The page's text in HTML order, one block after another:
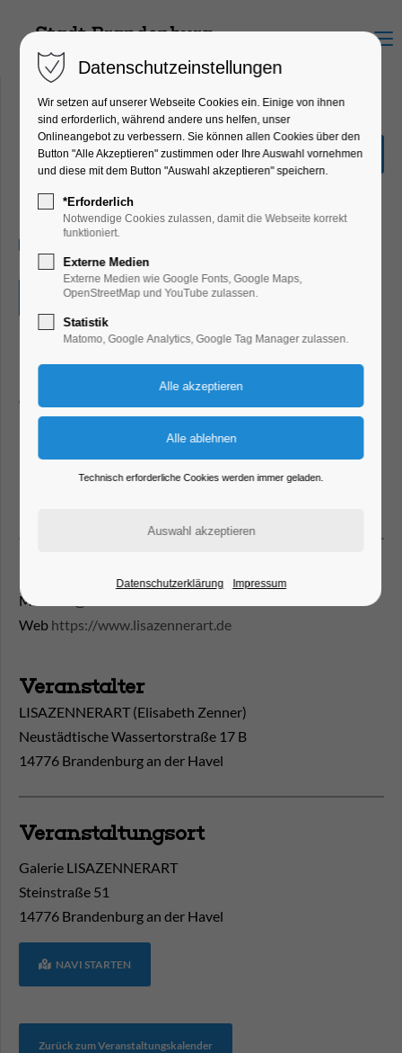
Menu
Deutsch-französischer
STAMMTISCH
Mitmach-Aktion
Eintritt frei
dem schönen Ambiente der Galerie/Bühne
LISAZENNERART.
Mail
Web https://www.lisazennerart.de
Veranstalter
LISAZENNERART (Elisabeth Zenner)
Neustädtische Wassertorstraße 17 B
14776 Brandenburg an der Havel
Veranstaltungsort
Galerie LISAZENNERART
Steinstraße 51
14776 Brandenburg an der Havel
NAVI STARTEN
Zurück zum Veranstaltungskalender
Datenschutzeinstellungen
Wir setzen auf unserer Webseite Cookies ein. Einige von ihnen
sind erforderlich, während andere uns helfen, unser
Onlineangebot zu verbessern. Sie können allen Cookies über den
Button "Alle Akzeptieren" zustimmen oder Ihre Auswahl vornehmen
und diese mit dem Button "Auswahl akzeptieren" speichern.
*Erforderlich
Notwendige Cookies zulassen, damit die Webseite korrekt
funktioniert.
Externe Medien
Externe Medien wie Google Fonts, Google Maps,
OpenStreetMap und YouTube zulassen.
Statistik
Matomo, Google Analytics, Google Tag Manager zulassen.
Technisch erforderliche Cookies werden immer geladen.
Datenschutzerklärung Impressum